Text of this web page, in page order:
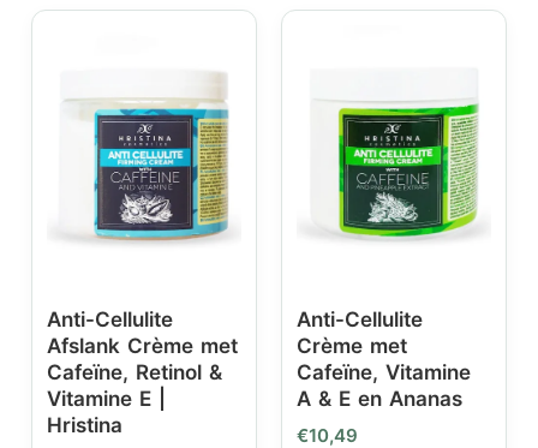
Anti-Cellulite
Afslank Crème met
Cafeïne, Retinol &
Vitamine E |
Hristina
Anti-Cellulite
Crème met
Cafeïne, Vitamine
A & E en Ananas
€10,49